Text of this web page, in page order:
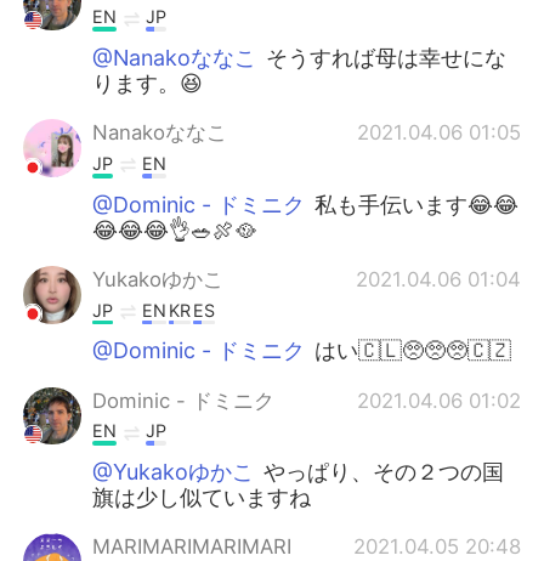
EN JP
@Nanakoななこ
そうすれば母は幸せにな
ります。😆
Nanakoななこ 2021.04.06 01:05
JP EN
@Dominic - ドミニク 私も手伝います😂😂
😂😂😂👌🥗🍖🥘
Yukakoゆかこ 2021.04.06 01:04
JP EN KRES
@Dominic - ドミニク はい🇨🇱🥺🥺🥺🇨🇿
Dominic - ドミニク 2021.04.06 01:02
EN JP
@Yukakoゆかこ
やっぱり、その２つの国
旗は少し似ていますね
MARIMARIMARIMARI 2021.04.05 20:48